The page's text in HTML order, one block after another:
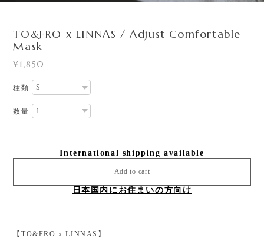
TO&FRO x LINNAS / Adjust Comfortable
Mask
¥1,850
種類
数量
International shipping available
Add to cart
日本国内にお住まいの方向け
【TO&FRO x LINNAS】